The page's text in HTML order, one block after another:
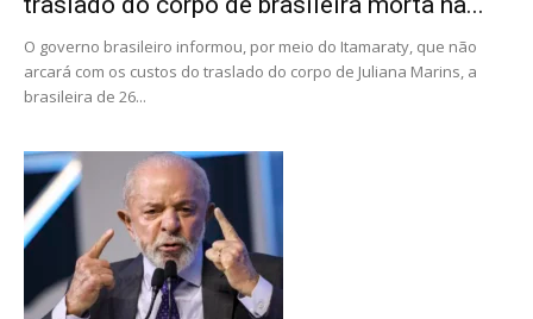
O governo brasileiro informou, por meio do Itamaraty, que não
arcará com os custos do traslado do corpo de Juliana Marins, a
brasileira de 26...